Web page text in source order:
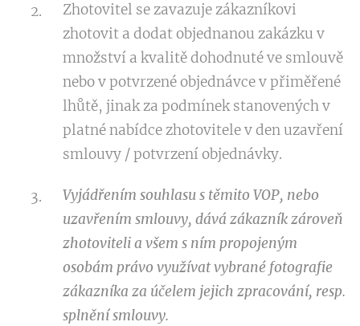
Zhotovitel se zavazuje zákazníkovi
zhotovit a dodat objednanou zakázku v
množství a kvalitě dohodnuté ve smlouvě
nebo v potvrzené objednávce v přiměřené
lhůtě, jinak za podmínek stanovených v
platné nabídce zhotovitele v den uzavření
smlouvy / potvrzení objednávky.
Vyjádřením souhlasu s těmito VOP, nebo
uzavřením smlouvy, dává zákazník zároveň
zhotoviteli a všem s ním propojeným
osobám právo využívat vybrané fotografie
zákazníka za účelem jejich zpracování, resp.
splnění smlouvy.